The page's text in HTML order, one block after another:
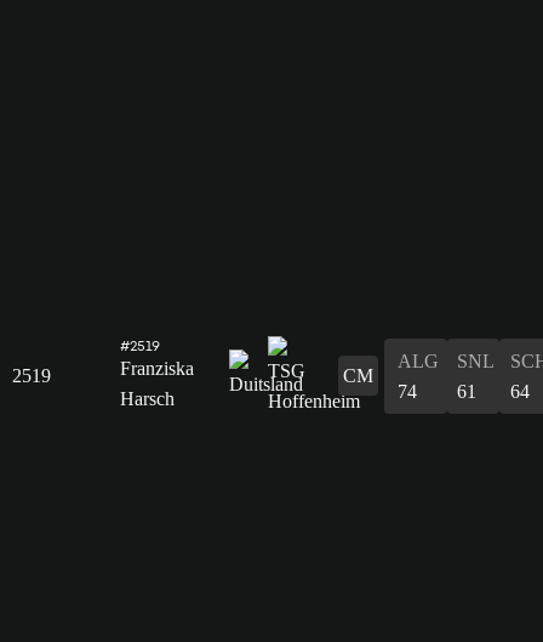
2519
#2519
Franziska
Harsch
CM
ALG
74
SNL
61
64